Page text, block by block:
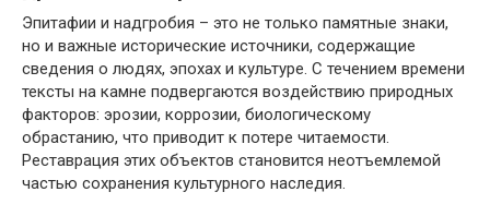
Эпитафии и надгробия – это не только памятные знаки,
но и важные исторические источники, содержащие
сведения о людях, эпохах и культуре. С течением времени
тексты на камне подвергаются воздействию природных
факторов: эрозии, коррозии, биологическому
обрастанию, что приводит к потере читаемости.
Реставрация этих объектов становится неотъемлемой
частью сохранения культурного наследия.